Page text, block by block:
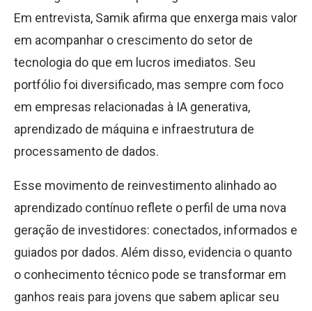
Em entrevista, Samik afirma que enxerga mais valor
em acompanhar o crescimento do setor de
tecnologia do que em lucros imediatos. Seu
portfólio foi diversificado, mas sempre com foco
em empresas relacionadas à IA generativa,
aprendizado de máquina e infraestrutura de
processamento de dados.
Esse movimento de reinvestimento alinhado ao
aprendizado contínuo reflete o perfil de uma nova
geração de investidores: conectados, informados e
guiados por dados. Além disso, evidencia o quanto
o conhecimento técnico pode se transformar em
ganhos reais para jovens que sabem aplicar seu